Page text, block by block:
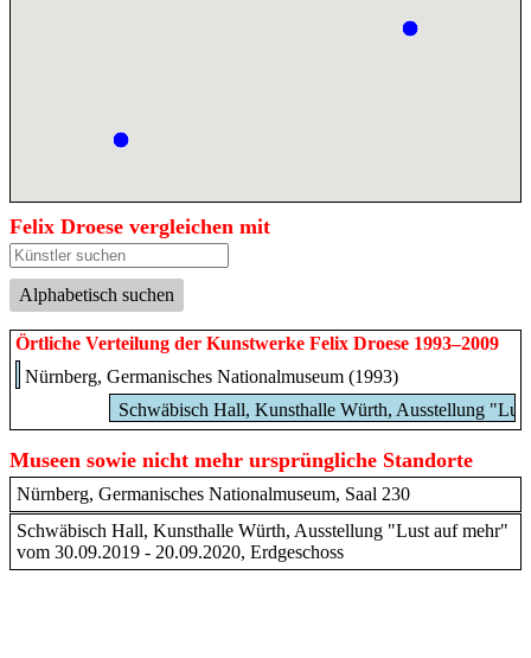
Felix Droese vergleichen mit
Alphabetisch suchen
Örtliche Verteilung der Kunstwerke Felix Droese 1993–2009
Nürnberg, Germanisches Nationalmuseum (1993)
Schwäbisch Hall, Kunsthalle Würth, Ausstellung
Museen sowie nicht mehr ursprüngliche Standorte
Nürnberg, Germanisches Nationalmuseum, Saal 230
Schwäbisch Hall, Kunsthalle Würth, Ausstellung "Lust auf mehr"
vom 30.09.2019 - 20.09.2020, Erdgeschoss